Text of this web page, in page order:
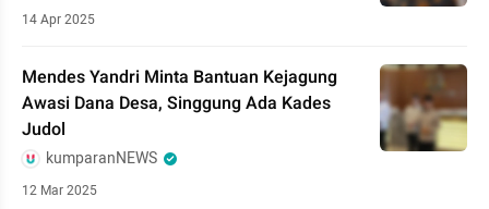
14 Apr 2025
Mendes Yandri Minta Bantuan Kejagung
Awasi Dana Desa, Singgung Ada Kades
Judol
kumparanNEWS
12 Mar 2025